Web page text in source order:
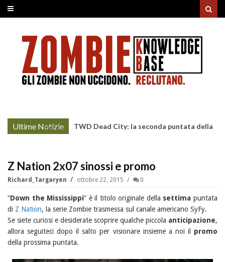
Ultime Notizie
More »
TWD Dead City: la seconda puntata della
Z Nation 2x07 sinossi e promo
Richard_Targaryen ottobre 22, 2015 0
“Down the Mississippi” è il titolo originale della settima puntata
di Z Nation, la serie Zombie trasmessa sul canale americano SyFy.
Se siete curiosi e desiderate scoprire qualche piccola anticipazione,
allora seguiteci dopo il salto per visionare insieme a noi il promo
della prossima puntata.